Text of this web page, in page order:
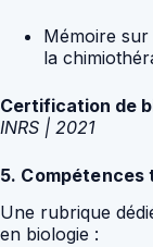
Mémoire sur
la
Certification de
INRS | 2021
5.
Une rubrique
en biologie :